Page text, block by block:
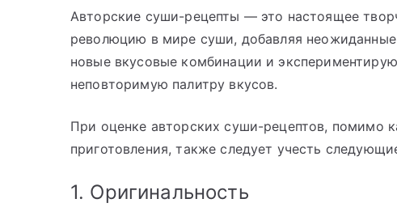
Авторские суши-рецепты — это настоящее
революцию в мире суши, добавляя
новые вкусовые комбинации и
неповторимую палитру вкусов.
При оценке авторских суши-рецептов, помимо
приготовления, также следует учесть
1. Оригинальность